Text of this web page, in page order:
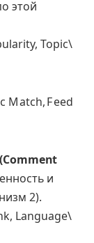
этой
Topic\
c Match,Feed
и
2).
Language\